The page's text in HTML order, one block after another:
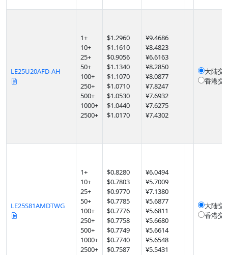
LE25U20AFD-AH
1+
10+
25+
50+
100+
250+
500+
1000+
2500+
$1.2960
$1.1610
$0.9056
$1.1340
$1.1070
$1.0710
$1.0530
$1.0440
$1.0170
¥9.4686
¥8.4823
¥6.6163
¥8.2850
¥8.0877
¥7.8247
¥7.6932
¥7.6275
¥7.4302
大陆交
香港交
LE25S81AMDTWG
1+
10+
25+
50+
100+
250+
500+
1000+
2500+
$0.8280
$0.7803
$0.9770
$0.7785
$0.7776
$0.7758
$0.7749
$0.7740
$0.7587
¥6.0494
¥5.7009
¥7.1380
¥5.6877
¥5.6811
¥5.6680
¥5.6614
¥5.6548
¥5.5431
大陆交
香港交